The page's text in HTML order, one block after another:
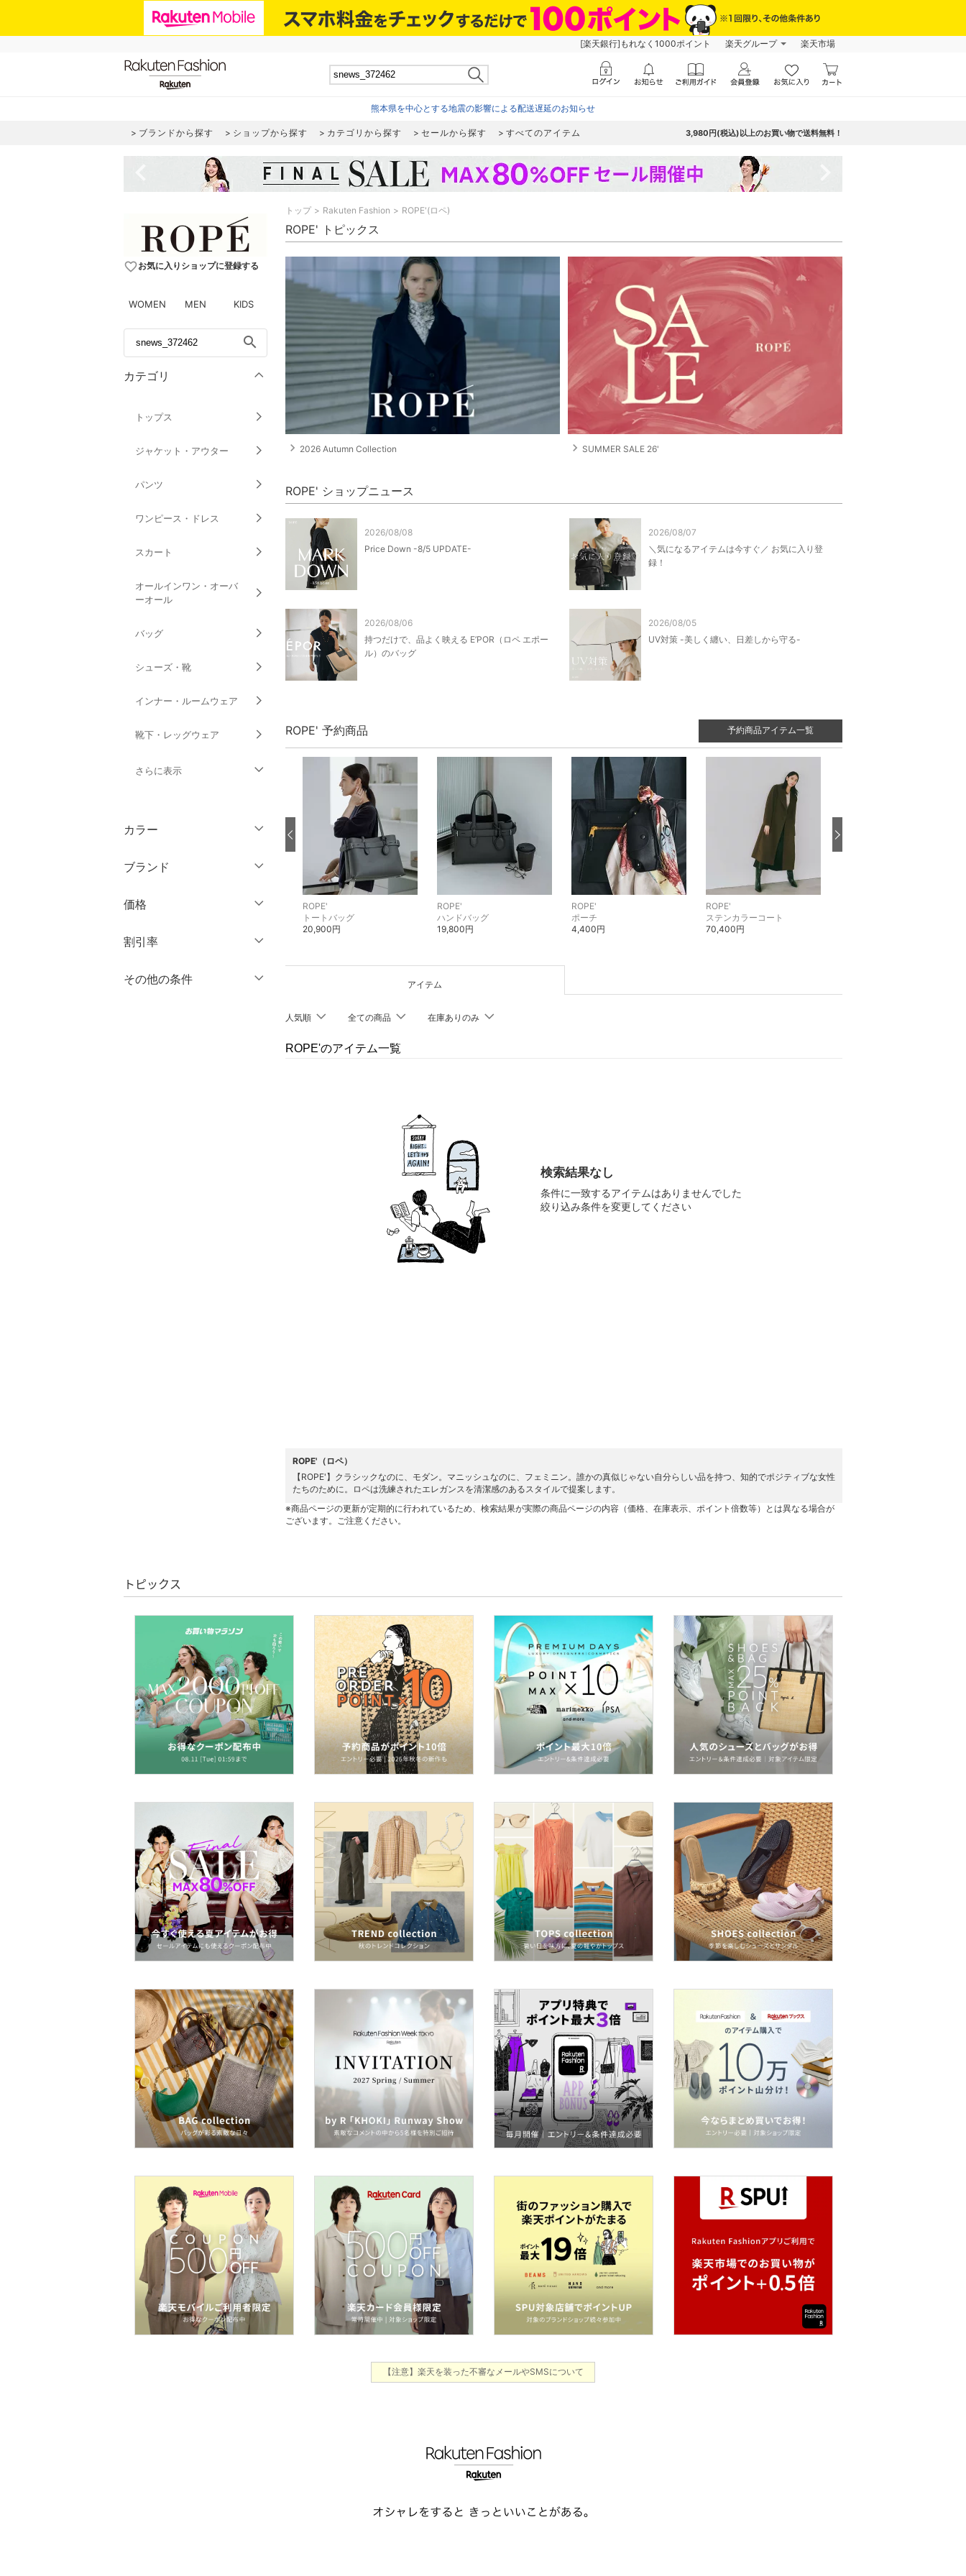
[楽天銀行]もれなく1000ポイント 楽天グループ 楽天市場
熊本県を中心とする地震の影響による配送遅延のお知らせ
ブランドから探す ショップから探す カテゴリから探す セールから探す すべてのアイテム 3,980円(税込)以上のお買い物で送料無料！
favorite_borderお気に入りショップに登録する
WOMEN MEN KIDS
search
カテゴリ
トップス
ジャケット・アウター
パンツ
ワンピース・ドレス
スカート
オールインワン・オーバ
ーオール
バッグ
シューズ・靴
インナー・ルームウェア
靴下・レッグウェア
さらに表示
アクセサリー・腕時計
財布・ポーチ・ケース
帽子
ヘアアクセサリー
マタニティウェア・ベビ
ー用品
品
文房具
ペット用品
福袋・ギフト・その他
カラー
クリア
ブランド
価格
絞り込み
割引率
％OFF～ ％OFF
その他の条件
トップ Rakuten Fashion ROPE'(ロペ)
ROPE' トピックス
navigate_next 2026 Autumn Collection navigate_next SUMMER SALE 26'
ROPE' ショップニュース
2026/08/08
Price Down -8/5 UPDATE-
2026/08/07
＼気になるアイテムは今すぐ／ お気に入り登
録！
2026/08/06
持つだけで、品よく映える E’POR（ロペ エポー
ル）のバッグ
2026/08/05
UV対策 -美しく纏い、日差しから守る-
ROPE' 予約商品 予約商品アイテム一覧
ROPE'
トートバッグ
20,900円
ROPE'
ハンドバッグ
19,800円
ROPE'
ポーチ
4,400円
ROPE'
ステンカラーコート
70,400円
アイテム
人気順 全ての商品 在庫ありのみ
ROPE'のアイテム一覧
検索結果なし
条件に一致するアイテムはありませんでした
絞り込み条件を変更してください
ROPE'（ロペ）
【ROPE'】クラシックなのに、モダン。マニッシュなのに、フェミニン。誰かの真似じゃない自分らしい品を持つ、知的でポジティブな女性
たちのために。ロペは洗練されたエレガンスを清潔感のあるスタイルで提案します。
※商品ページの更新が定期的に行われているため、検索結果が実際の商品ページの内容（価格、在庫表示、ポイント倍数等）とは異なる場合が
ございます。ご注意ください。
トピックス
【注意】楽天を装った不審なメールやSMSについて